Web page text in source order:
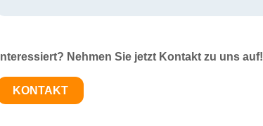
Interessiert? Nehmen Sie jetzt Kontakt zu uns auf!
KONTAKT